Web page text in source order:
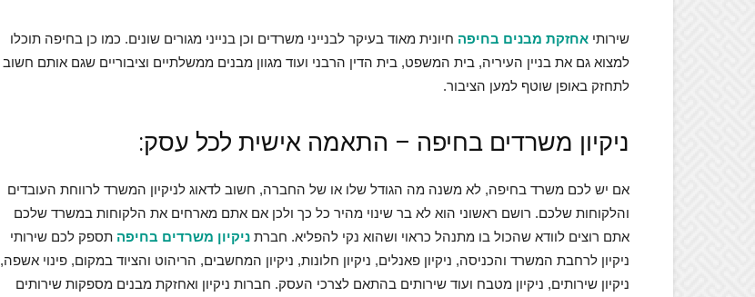
שירותי אחזקת מבנים בחיפה חיונית מאוד בעיקר לבנייני משרדים וכן בנייני מגורים שונים. כמו כן בחיפה תוכלו
למצוא גם את בניין העיריה, בית המשפט, בית הדין הרבני ועוד מגוון מבנים ממשלתיים וציבוריים שגם אותם חשוב
לתחזק באופן שוטף למען הציבור.
ניקיון משרדים בחיפה – התאמה אישית לכל עסק:
אם יש לכם משרד בחיפה, לא משנה מה הגודל שלו או של החברה, חשוב לדאוג לניקיון המשרד לרווחת העובדים
והלקוחות שלכם. רושם ראשוני הוא לא בר שינוי מהיר כל כך ולכן אם אתם מארחים את הלקוחות במשרד שלכם
אתם רוצים לוודא שהכול בו מתנהל כראוי ושהוא נקי להפליא. חברת ניקיון משרדים בחיפה תספק לכם שירותי
ניקיון לרחבת המשרד והכניסה, ניקיון פאנלים, ניקיון חלונות, ניקיון המחשבים, הריהוט והציוד במקום, פינוי אשפה,
ניקיון שירותים, ניקיון מטבח ועוד שירותים בהתאם לצרכי העסק. חברות ניקיון ואחזקת מבנים מספקות שירותים